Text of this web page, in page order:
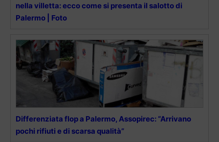
nella villetta: ecco come si presenta il salotto di
Palermo | Foto
Differenziata flop a Palermo, Assopirec: “Arrivano
pochi rifiuti e di scarsa qualità”